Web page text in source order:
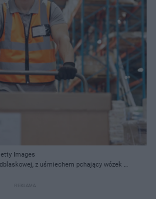
Images
z uśmiechem pchający wózek z
Super Biznes.